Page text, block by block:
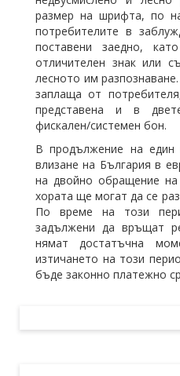
размер на шрифта, по
потребителите в
поставени заедно,
отличителен знак или
лесното им
заплаща от
представена и в
фискален/системен бон.
В продължение на един
влизане на България в
на двойно обращение
хората ще могат да се
По време на този
задължени да връщат
нямат достатъчна
изтичането на този
бъде законно платежно